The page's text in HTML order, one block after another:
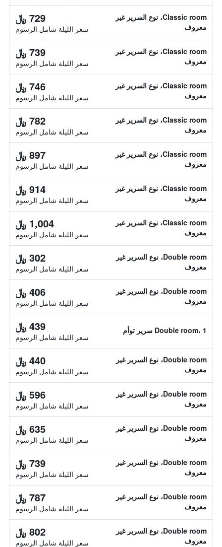
Classic room، نوع السرير غير
معروف
729 ﷼
سعر الليلة شامل الرسوم
Classic room، نوع السرير غير
معروف
739 ﷼
سعر الليلة شامل الرسوم
Classic room، نوع السرير غير
معروف
746 ﷼
سعر الليلة شامل الرسوم
Classic room، نوع السرير غير
معروف
782 ﷼
سعر الليلة شامل الرسوم
Classic room، نوع السرير غير
معروف
897 ﷼
سعر الليلة شامل الرسوم
Classic room، نوع السرير غير
معروف
914 ﷼
سعر الليلة شامل الرسوم
Classic room، نوع السرير غير
معروف
1,004 ﷼
سعر الليلة شامل الرسوم
Double room، نوع السرير غير
معروف
302 ﷼
سعر الليلة شامل الرسوم
Double room، نوع السرير غير
معروف
406 ﷼
سعر الليلة شامل الرسوم
Double room، 1 سرير توأم 439 ﷼
سعر الليلة شامل الرسوم
Double room، نوع السرير غير
معروف
440 ﷼
سعر الليلة شامل الرسوم
Double room، نوع السرير غير
معروف
596 ﷼
سعر الليلة شامل الرسوم
Double room، نوع السرير غير
معروف
635 ﷼
سعر الليلة شامل الرسوم
Double room، نوع السرير غير
معروف
739 ﷼
سعر الليلة شامل الرسوم
Double room، نوع السرير غير
معروف
787 ﷼
سعر الليلة شامل الرسوم
Double room، نوع السرير غير
معروف
802 ﷼
سعر الليلة شامل الرسوم